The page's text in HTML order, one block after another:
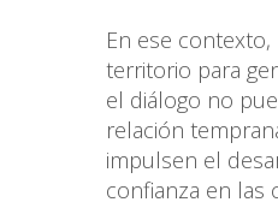
En ese
territorio para
el diálogo no
relación
impulsen el
confianza en las